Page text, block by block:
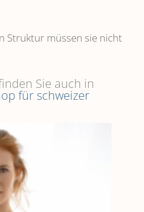
Struktur müssen sie nicht
Sie auch in
für schweizer